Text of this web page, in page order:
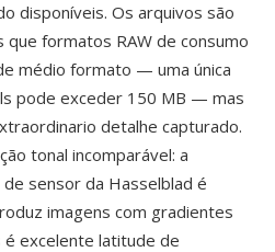
disponíveis. Os arquivos são
formatos RAW de consumo
médio formato — uma única
pode exceder 150 MB — mas
detalhe capturado.
tonal incomparável: a
sensor da Hasselblad é
imagens com gradientes
excelente latitude de